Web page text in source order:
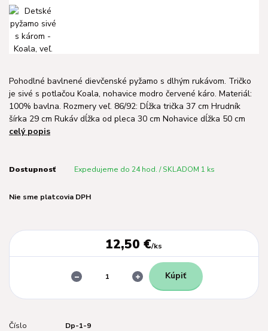
Pohodlné bavlnené dievčenské pyžamo s dlhým rukávom. Tričko
je sivé s potlačou Koala, nohavice modro červené káro. Materiál:
100% bavlna. Rozmery veľ. 86/92: Dĺžka trička 37 cm Hrudník
šírka 29 cm Rukáv dĺžka od pleca 30 cm Nohavice dĺžka 50 cm
celý popis
Dostupnosť Expedujeme do 24 hod. / SKLADOM 1 ks
Nie sme platcovia DPH
12,50 €/ks
Kúpiť
Číslo
Dp-1-9